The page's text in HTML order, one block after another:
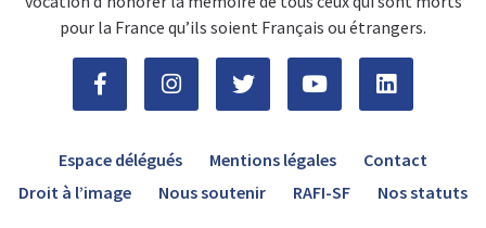
pour la France qu’ils soient Français ou étrangers.
Espace délégués Mentions légales
Contact
Droit à l’image
Nous soutenir RAFI-SF Nos statuts